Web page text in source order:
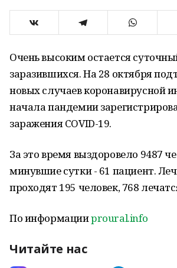
Очень высоким остается
заразившихся. На 28 октября
новых случаев коронавирусной
начала пандемии
заражения COVID-19.
За это время выздоровело 9487
минувшие сутки - 61 пациент.
проходят 195 человек, 768
По информацииproural.info
Читайте нас